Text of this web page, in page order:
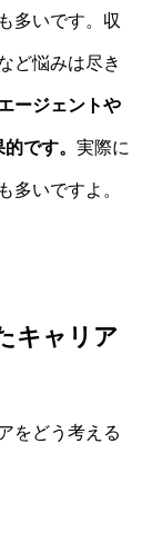
多いです。収
ど悩みは尽き
ージェントや
です。 実際に
多いですよ。
キャリア
をどう考える